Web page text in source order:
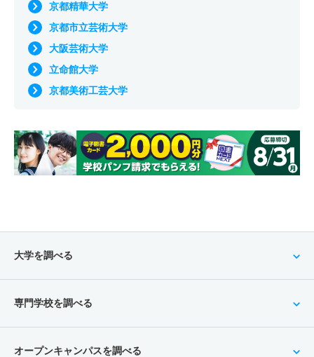
京都精華大学
京都市立芸術大学
大阪芸術大学
立命館大学
京都美術工芸大学
大学を調べる
専門学校を調べる
オープンキャンパスを調べる